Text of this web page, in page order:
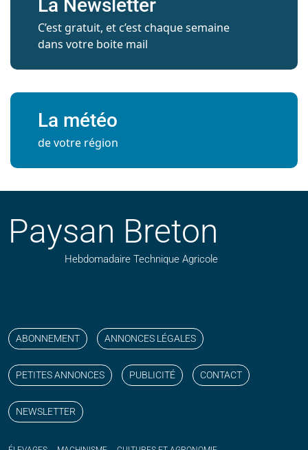
La Newsletter
C’est gratuit, et c’est chaque semaine
dans votre boite mail
La météo
de votre région
Paysan Breton
Hebdomadaire Technique Agricole
ABONNEMENT ANNONCES LÉGALES
PETITES ANNONCES PUBLICITÉ CONTACT
NEWSLETTER